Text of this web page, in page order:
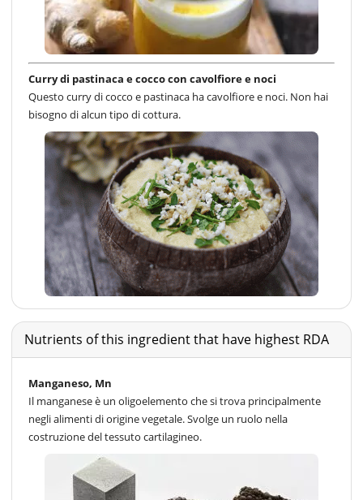
Curry di pastinaca e cocco con cavolfiore e noci
Questo curry di cocco e pastinaca ha cavolfiore e noci. Non hai
bisogno di alcun tipo di cottura.
Nutrients of this ingredient that have highest RDA
Manganeso, Mn
Il manganese è un oligoelemento che si trova principalmente
negli alimenti di origine vegetale. Svolge un ruolo nella
costruzione del tessuto cartilagineo.